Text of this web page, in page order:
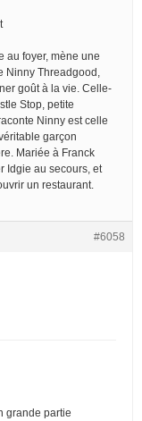
au foyer, mène une
Ninny Threadgood,
goût à la vie. Celle-
Stop, petite
Ninny est celle
garçon
Mariée à Franck
Idgie au secours, et
un restaurant.
#6058
grande partie